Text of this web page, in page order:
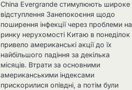
China Evergrande стимулюють широке
відступлення Занепокоєння щодо
поширення інфекції через проблеми на
ринку нерухомості Китаю в понеділок
привело американські акції до їх
найбільшого падіння за декілька
місяців. Втрати за основними
американськими індексами
прискорилися опівдні, а потім були